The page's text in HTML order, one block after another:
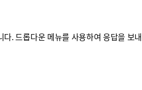
. 드롭다운 메뉴를 사용하여 응답을 보